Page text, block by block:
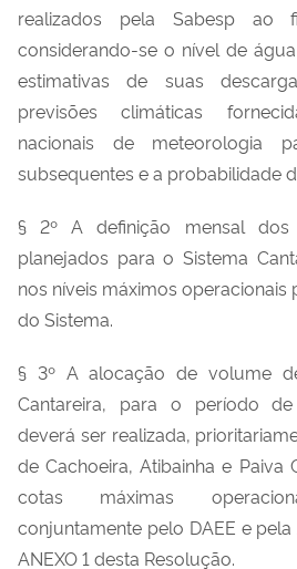
realizados pela Sabesp ao
considerando-se o nível de
estimativas de suas
previsões climáticas
nacionais de meteorologia
subsequentes e a probabilidade
§ 2º A definição mensal
planejados para o Sistema
nos níveis máximos
do Sistema.
§ 3º A alocação de volume
Cantareira, para o período
deverá ser realizada,
de Cachoeira, Atibainha e Paiva
cotas máximas
conjuntamente pelo DAEE e
ANEXO 1 desta Resolução.